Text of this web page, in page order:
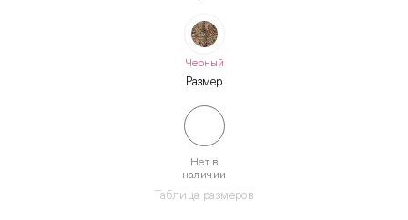
Черный
Размер
Таблица размеров
Нет в
наличии